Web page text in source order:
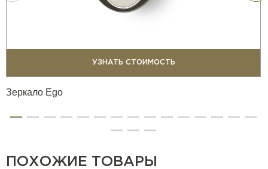
УЗНАТЬ СТОИМОСТЬ
Зеркало Ego
ПОХОЖИЕ ТОВАРЫ